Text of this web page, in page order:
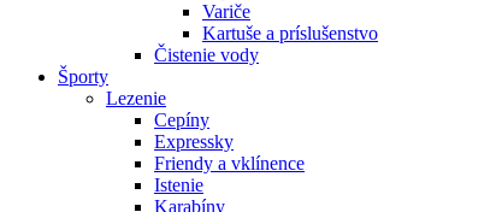
Variče
Kartuše a príslušenstvo
Čistenie vody
Športy
Lezenie
Cepíny
Expressky
Friendy a vklínence
Istenie
Karabíny